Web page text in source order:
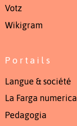
Votz
Wikigram
Portails
Langue & société
La Farga numerica
Pedagogia